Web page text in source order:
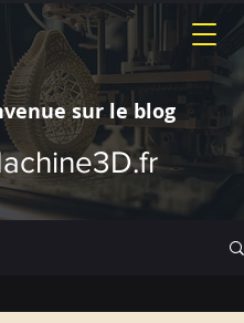
sur le blog